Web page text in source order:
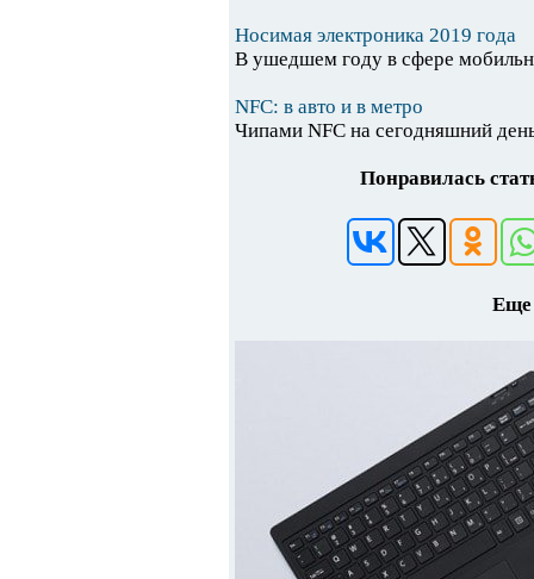
Носимая электроника 2019 года
В ушедшем году в сфере
NFC: в авто и в метро
Чипами NFC на сегодняшний
Понравилась
Еще